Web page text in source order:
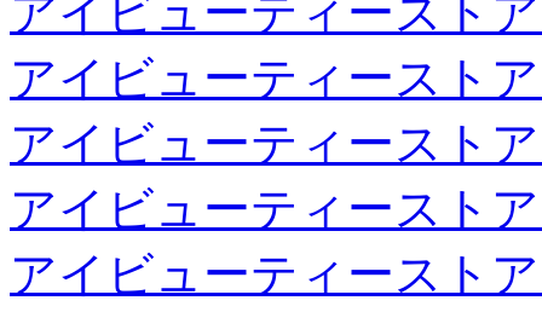
アイビューティースト
アイビューティースト
アイビューティースト
アイビューティースト
アイビューティースト